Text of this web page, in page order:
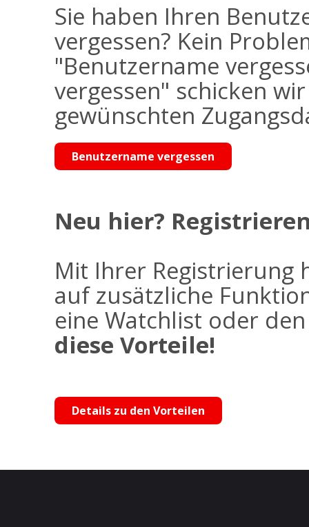
Sie haben Ihren
vergessen? Kein
"Benutzername
vergessen" schicken
gewünschten
Benutzername vergessen
Neu hier?
Mit Ihrer Registrierung
auf zusätzliche
eine Watchlist oder
diese Vorteile!
Details zu den Vorteilen